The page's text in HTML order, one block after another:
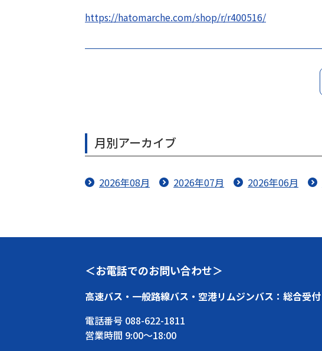
https://hatomarche.com/shop/r/r400516/
月別アーカイブ
2026年08月 2026年07月 2026年06月
＜お電話でのお問い合わせ＞
高速バス・一般路線バス・空港リムジンバス：総合受付
電話番号 088-622-1811
営業時間 9:00～18:00